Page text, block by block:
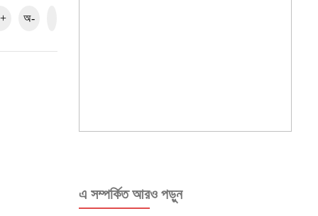
অ-
এ সম্পর্কিত আরও পড়ুন